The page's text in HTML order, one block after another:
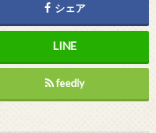
シェア
feedly